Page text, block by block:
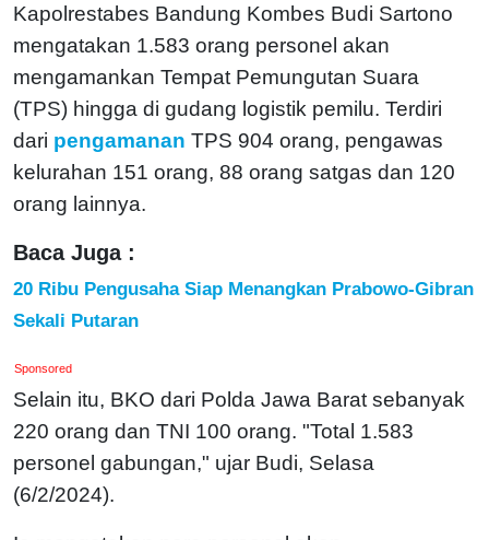
Kapolrestabes Bandung Kombes Budi Sartono
mengatakan 1.583 orang personel akan
mengamankan Tempat Pemungutan Suara
(TPS) hingga di gudang logistik pemilu. Terdiri
dari pengamanan TPS 904 orang, pengawas
kelurahan 151 orang, 88 orang satgas dan 120
orang lainnya.
Baca Juga :
20 Ribu Pengusaha Siap Menangkan Prabowo-Gibran
Sekali Putaran
Sponsored
Selain itu, BKO dari Polda Jawa Barat sebanyak
220 orang dan TNI 100 orang. "Total 1.583
personel gabungan," ujar Budi, Selasa
(6/2/2024).